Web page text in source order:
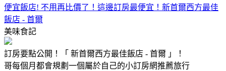
便宜飯店! 不用再比價了！這邊訂房最便宜！新首爾西方最佳
飯店 - 首爾
美味食記
訂房要點公開！「 新首爾西方最佳飯店 - 首爾 」！
哥每個月都會規劃一個屬於自己的小訂房網推薦旅行